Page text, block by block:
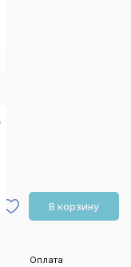
В корзину
Оплата